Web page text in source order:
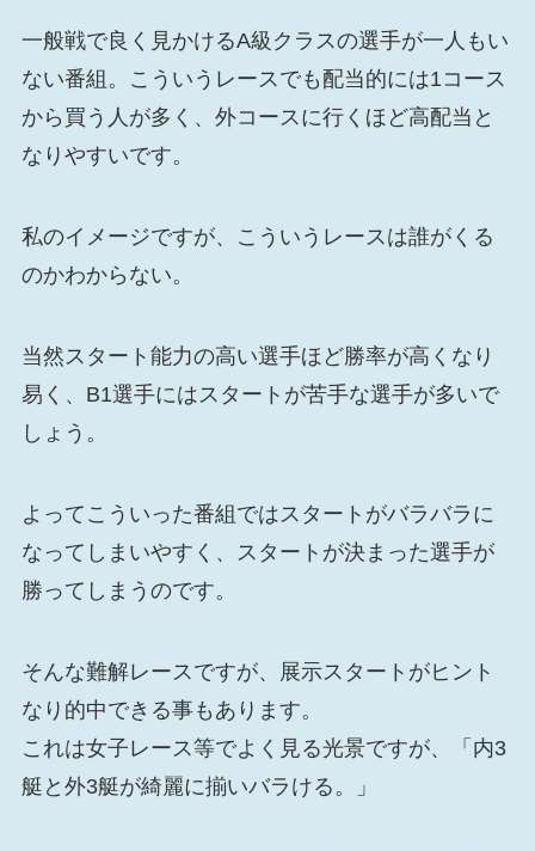
一般戦で良く見かけるA級クラスの選手が一人もい
ない番組。こういうレースでも配当的には1コース
から買う人が多く、外コースに行くほど高配当と
なりやすいです。
私のイメージですが、こういうレースは誰がくる
のかわからない。
当然スタート能力の高い選手ほど勝率が高くなり
易く、B1選手にはスタートが苦手な選手が多いで
しょう。
よってこういった番組ではスタートがバラバラに
なってしまいやすく、スタートが決まった選手が
勝ってしまうのです。
そんな難解レースですが、展示スタートがヒント
なり的中できる事もあります。
これは女子レース等でよく見る光景ですが、「内3
艇と外3艇が綺麗に揃いバラける。」